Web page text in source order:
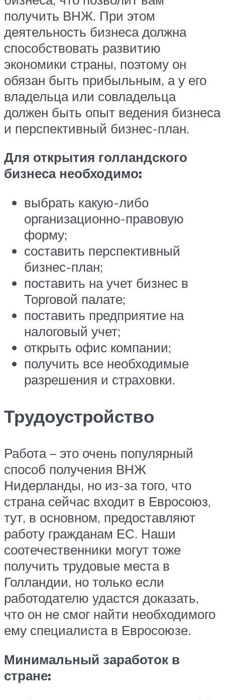
получить ВНЖ. При этом
деятельность бизнеса должна
способствовать развитию
экономики страны, поэтому он
обязан быть прибыльным, а у его
владельца или совладельца
должен быть опыт ведения бизнеса
и перспективный бизнес-план.
Для открытия голландского
бизнеса необходимо:
выбрать какую-либо
организационно-правовую
форму;
составить перспективный
бизнес-план;
поставить на учет бизнес в
Торговой палате;
поставить предприятие на
налоговый учет;
открыть офис компании;
получить все необходимые
разрешения и страховки.
Трудоустройство
Работа – это очень популярный
способ получения ВНЖ
Нидерланды, но из-за того, что
страна сейчас входит в Евросоюз,
тут, в основном, предоставляют
работу гражданам ЕС. Наши
соотечественники могут тоже
получить трудовые места в
Голландии, но только если
работодателю удастся доказать,
что он не смог найти необходимого
ему специалиста в Евросоюзе.
Минимальный заработок в
стране: